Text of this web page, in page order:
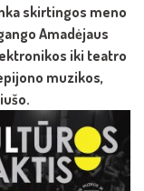
skirtingos meno
Amadėjaus
iki teatro
muzikos,